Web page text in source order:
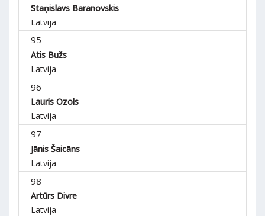
Staņislavs Baranovskis
Latvija
95
Atis Bužs
Latvija
96
Lauris Ozols
Latvija
97
Jānis Šaicāns
Latvija
98
Artūrs Divre
Latvija